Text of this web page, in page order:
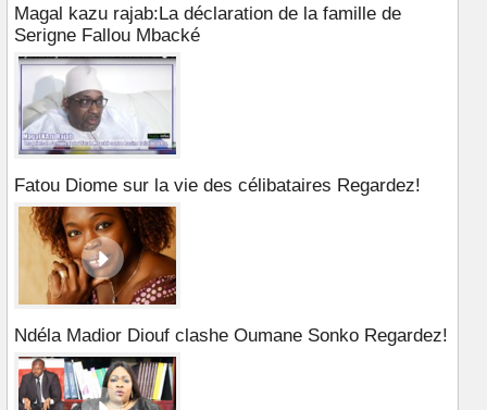
Magal kazu rajab:La déclaration de la famille de
Serigne Fallou Mbacké
Fatou Diome sur la vie des célibataires Regardez!
Ndéla Madior Diouf clashe Oumane Sonko Regardez!